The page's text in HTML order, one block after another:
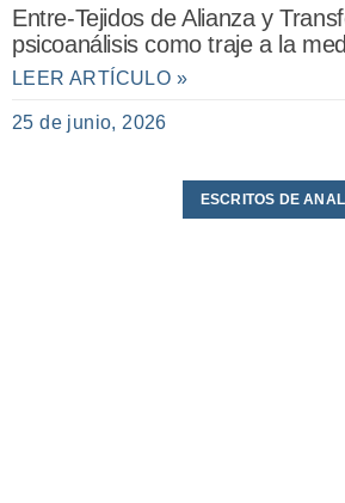
Entre-Tejidos de Alianza y
psicoanálisis como traje a la
LEER ARTÍCULO »
25 de junio, 2026
ESCRITOS DE